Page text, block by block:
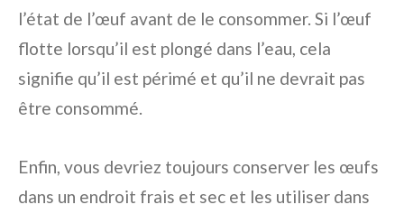
l’état de l’œuf avant de le consommer. Si l’œuf
flotte lorsqu’il est plongé dans l’eau, cela
signifie qu’il est périmé et qu’il ne devrait pas
être consommé.
Enfin, vous devriez toujours conserver les œufs
dans un endroit frais et sec et les utiliser dans